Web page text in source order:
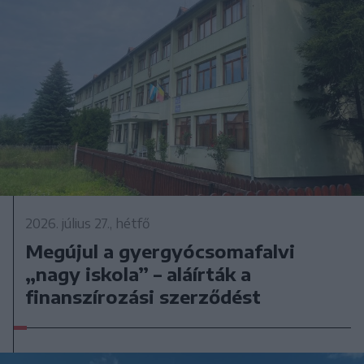
2026. július 27., hétfő
Megújul a gyergyócsomafalvi
„nagy iskola” – aláírták a
finanszírozási szerződést